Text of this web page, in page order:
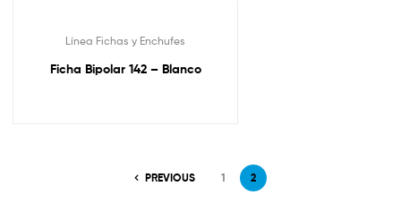
Línea Fichas y Enchufes
Ficha Bipolar 142 – Blanco
PREVIOUS 1 2